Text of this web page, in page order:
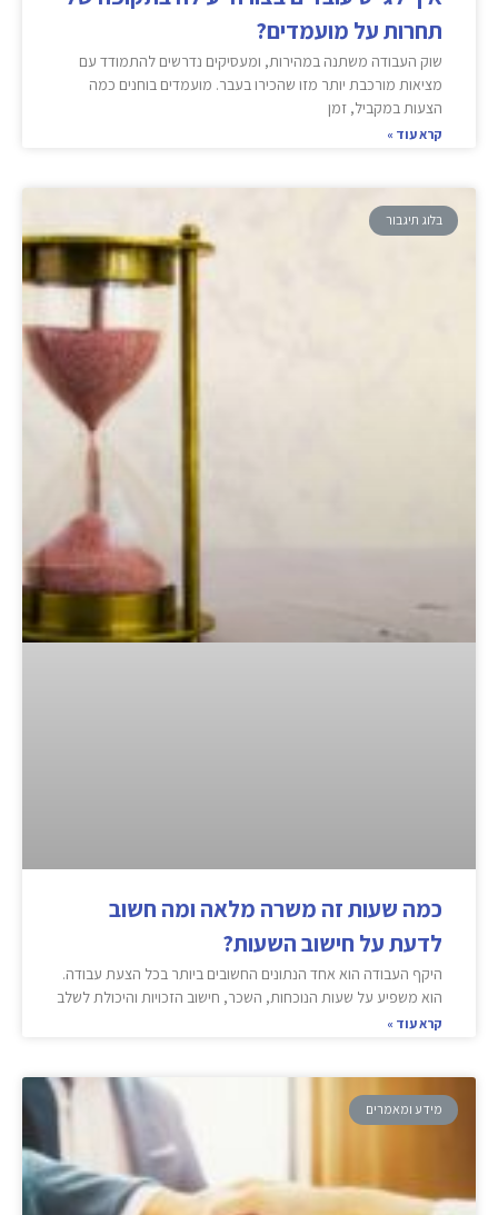
תחרות על מועמדים?
שוק העבודה משתנה במהירות, ומעסיקים נדרשים להתמודד עם
מציאות מורכבת יותר מזו שהכירו בעבר. מועמדים בוחנים כמה
הצעות במקביל, זמן
קרא עוד »
בלוג תיגבור
כמה שעות זה משרה מלאה ומה חשוב
לדעת על חישוב השעות?
היקף העבודה הוא אחד הנתונים החשובים ביותר בכל הצעת עבודה.
הוא משפיע על שעות הנוכחות, השכר, חישוב הזכויות והיכולת לשלב
קרא עוד »
מידע ומאמרים